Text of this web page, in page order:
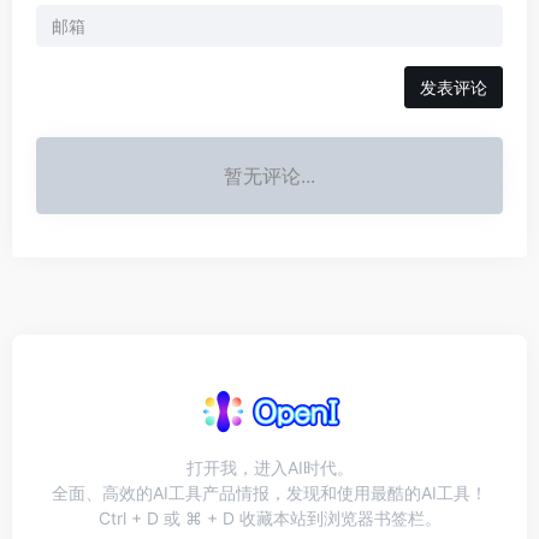
发表评论
暂无评论...
打开我，进入AI时代。
全面、高效的AI工具产品情报，发现和使用最酷的AI工具！
Ctrl + D 或 ⌘ + D 收藏本站到浏览器书签栏。